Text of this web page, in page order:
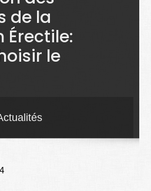
de la
Érectile:
le